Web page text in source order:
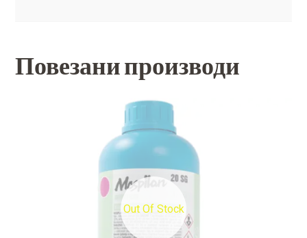
Повезани производи
Out Of Stock